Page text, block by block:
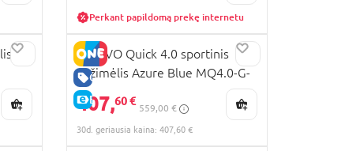
Perkant papildomą prekę internetu
W1-
GERA KAINA
E-KAINA
MUUVO Quick 4.0 sportinis
vežimėlis Azure Blue MQ4.0-G-
AZURE-BLUE
407,60 €
559,00 €
30d. geriausia kaina: 407,60 €